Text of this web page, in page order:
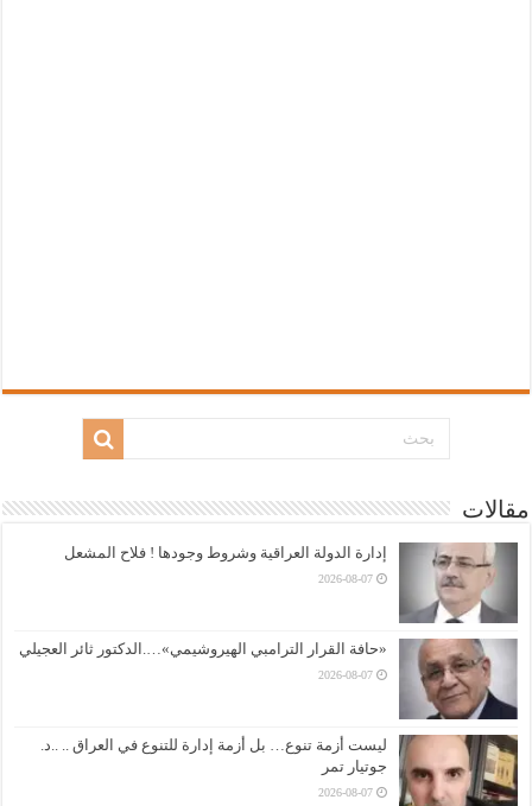
مقالات
إدارة الدولة العراقية وشروط وجودها ! فلاح المشعل
2026-08-07
«حافة القرار الترامبي الهيروشيمي»….الدكتور ثائر العجيلي
2026-08-07
ليست أزمة تنوع… بل أزمة إدارة للتنوع في العراق .. ..د.
جوتيار تمر
2026-08-07